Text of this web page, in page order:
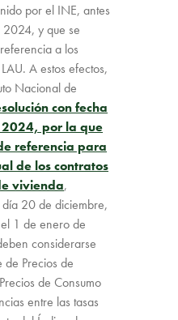
por el INE, antes
y que se
a los
A estos efectos,
Nacional de
con fecha
por la que
referencia para
de los contratos
vivienda,
20 de diciembre,
1 de enero de
considerarse
de Precios de
de Consumo
entre las tasas